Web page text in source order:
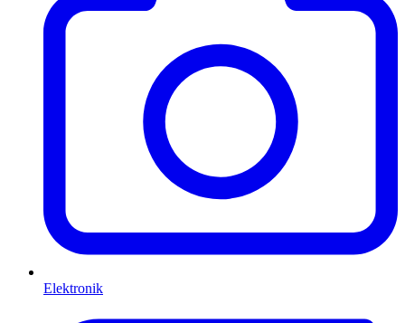
Elektronik